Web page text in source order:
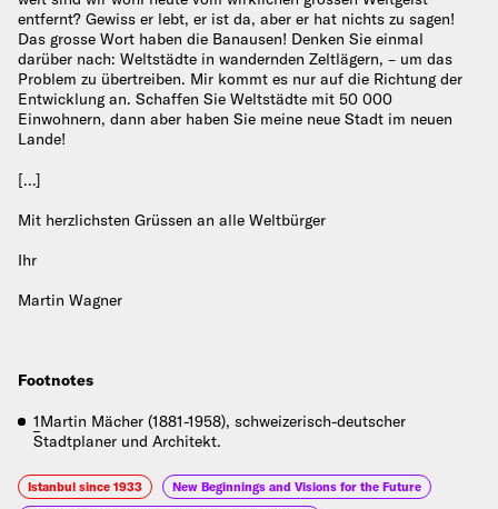
entfernt? Gewiss er lebt, er ist da, aber er hat nichts zu sagen!
Das grosse Wort haben die Banausen! Denken Sie einmal
darüber nach: Weltstädte in wandernden Zeltlägern, – um das
Problem zu übertreiben. Mir kommt es nur auf die Richtung der
Entwicklung an. Schaffen Sie Weltstädte mit 50 000
Einwohnern, dann aber haben Sie meine neue Stadt im neuen
Lande!
[…]
Mit herzlichsten Grüssen an alle Weltbürger
Ihr
Martin Wagner
Footnotes
1Martin Mächer (1881-1958), schweizerisch-deutscher
Stadtplaner und Architekt.
Istanbul since 1933 New Beginnings and Visions for the Future